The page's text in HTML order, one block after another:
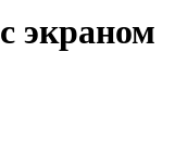
экраном